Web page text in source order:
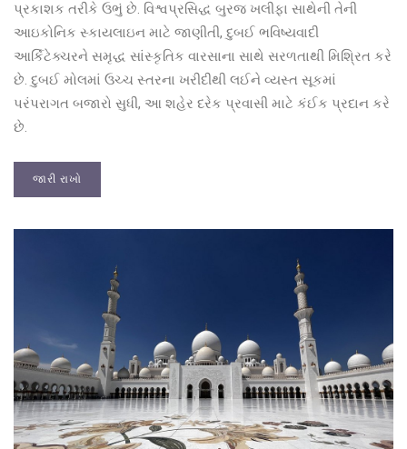
પ્રકાશક તરીકે ઉભું છે. વિશ્વપ્રસિદ્ધ બુરજ ખલીફા સાથેની તેની
આઇકોનિક સ્કાયલાઇન માટે જાણીતી, દુબઈ ભવિષ્યવાદી
આર્કિટેક્ચરને સમૃદ્ધ સાંસ્કૃતિક વારસાના સાથે સરળતાથી મિશ્રિત કરે
છે. દુબઈ મોલમાં ઉચ્ચ સ્તરના ખરીદીથી લઈને વ્યસ્ત સૂકમાં
પરંપરાગત બજારો સુધી, આ શહેર દરેક પ્રવાસી માટે કંઈક પ્રદાન કરે
છે.
જારી રાખો